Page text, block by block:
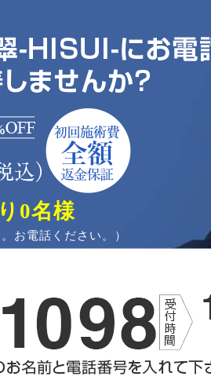
0名様
お電話ください。）